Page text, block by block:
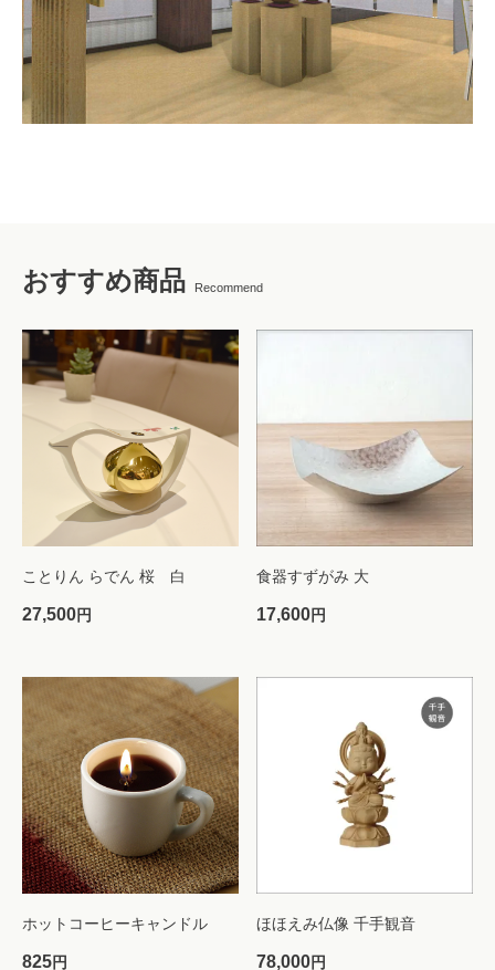
おすすめ商品 Recommend
ことりん らでん 桜 白
27,500円
食器すずがみ 大
17,600円
ホットコーヒーキャンドル
825円
ほほえみ仏像 千手観音
78,000円